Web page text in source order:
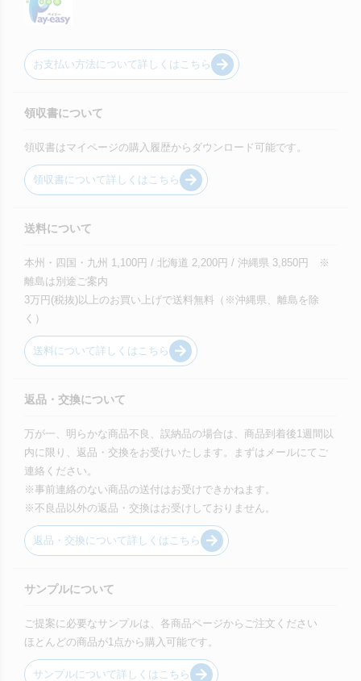
お支払い方法について詳しくはこちら
領収書について
領収書はマイページの購入履歴からダウンロード可能です。
領収書について詳しくはこちら
送料について
本州・四国・九州 1,100円 / 北海道 2,200円 / 沖縄県 3,850円 ※
離島は別途ご案内
3万円(税抜)以上のお買い上げで送料無料（※沖縄県、離島を除
く）
送料について詳しくはこちら
返品・交換について
万が一、明らかな商品不良、誤納品の場合は、商品到着後1週間以
内に限り、返品・交換をお受けいたします。まずはメールにてご
連絡ください。
※事前連絡のない商品の送付はお受けできかねます。
※不良品以外の返品・交換はお受けしておりません。
返品・交換について詳しくはこちら
サンプルについて
ご提案に必要なサンプルは、各商品ページからご注文ください
ほとんどの商品が1点から購入可能です。
サンプルについて詳しくはこちら